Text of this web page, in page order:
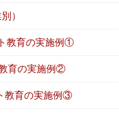
）
教育の実施例①
育の実施例②
教育の実施例③